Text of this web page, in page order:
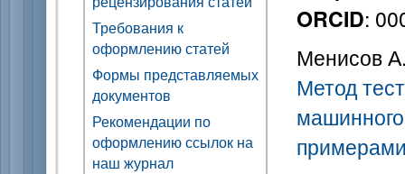
Требования к
оформлению статей
Формы представляемых
документов
Рекомендации по
оформлению ссылок на
наш журнал
ORCID:
Менисов
Метод